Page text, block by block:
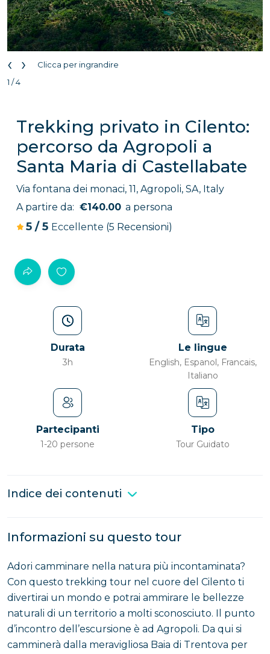
‹ ›
Clicca per ingrandire
1 / 4
Trekking privato in Cilento:
percorso da Agropoli a
Santa Maria di Castellabate
Via fontana dei monaci, 11, Agropoli, SA, Italy
A partire da: €140.00 a persona
5 /5 Eccellente (5 Recensioni)
Durata
3h
Le lingue
English, Espanol, Francais,
Italiano
Partecipanti
1-20 persone
Tipo
Tour Guidato
Indice dei contenuti
Informazioni su questo tour
Adori camminare nella natura più incontaminata?
Con questo trekking tour nel cuore del Cilento ti
divertirai un mondo e potrai ammirare le bellezze
naturali di un territorio a molti sconosciuto. Il punto
d’incontro dell’escursione è ad Agropoli. Da qui si
camminerà dalla meravigliosa Baia di Trentova per